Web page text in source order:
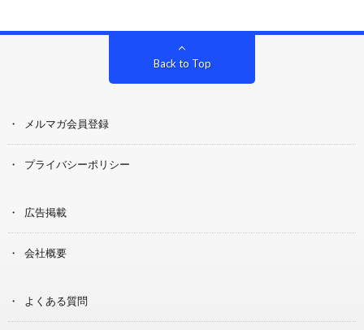
Back to Top
メルマガ会員登録
プライバシーポリシー
広告掲載
会社概要
よくある質問